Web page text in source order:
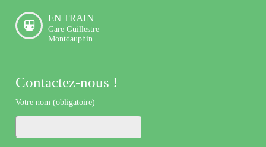
EN TRAIN
Gare Guillestre
Montdauphin
Contactez-nous !
Votre nom (obligatoire)